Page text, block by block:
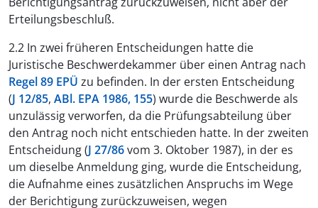
Erteilungsbeschluß.
2.2 In zwei früheren Entscheidungen hatte die
Juristische Beschwerdekammer über einen Antrag nach
Regel 89 EPÜ zu befinden. In der ersten Entscheidung
(J 12/85, ABl. EPA 1986, 155) wurde die Beschwerde als
unzulässig verworfen, da die Prüfungsabteilung über
den Antrag noch nicht entschieden hatte. In der zweiten
Entscheidung (J 27/86vom 3. Oktober 1987), in der es
um dieselbe Anmeldung ging, wurde die Entscheidung,
die Aufnahme eines zusätzlichen Anspruchs im Wege
der Berichtigung zurückzuweisen, wegen